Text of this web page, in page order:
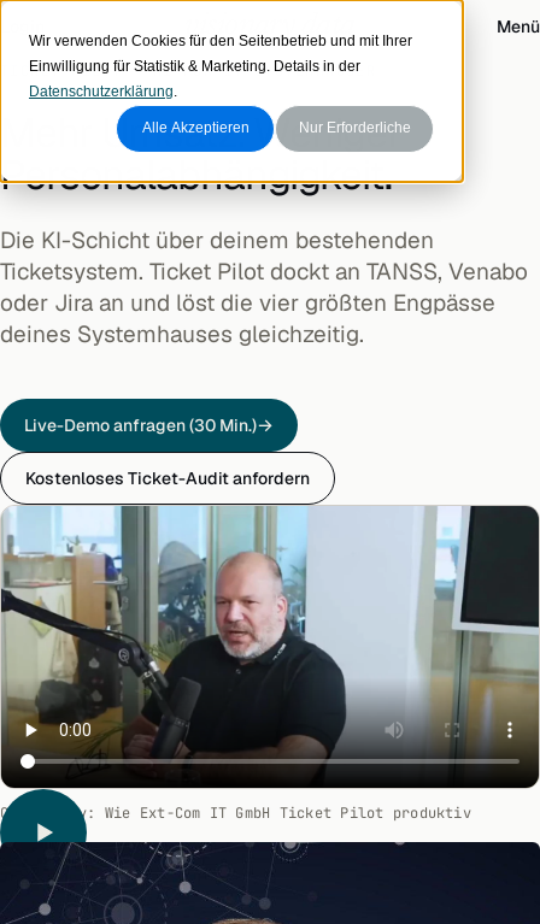
Wir verwenden Cookies für den Seitenbetrieb und mit Ihrer
Einwilligung für Statistik & Marketing. Details in der
Datenschutzerklärung.
Alle Akzeptieren Nur Erforderliche
Menü
TICKET PILOT · KI FÜR IT-SYSTEMHÄUSER
Mehr Umsatz. Weniger
Personalabhängigkeit.
Die KI-Schicht über deinem bestehenden
Ticketsystem. Ticket Pilot dockt an TANSS, Venabo
oder Jira an und löst die vier größten Engpässe
deines Systemhauses gleichzeitig.
Live-Demo anfragen (30 Min.)
Kostenloses Ticket-Audit anfordern
Case Study: Wie Ext-Com IT GmbH Ticket Pilot produktiv
einsetzt.